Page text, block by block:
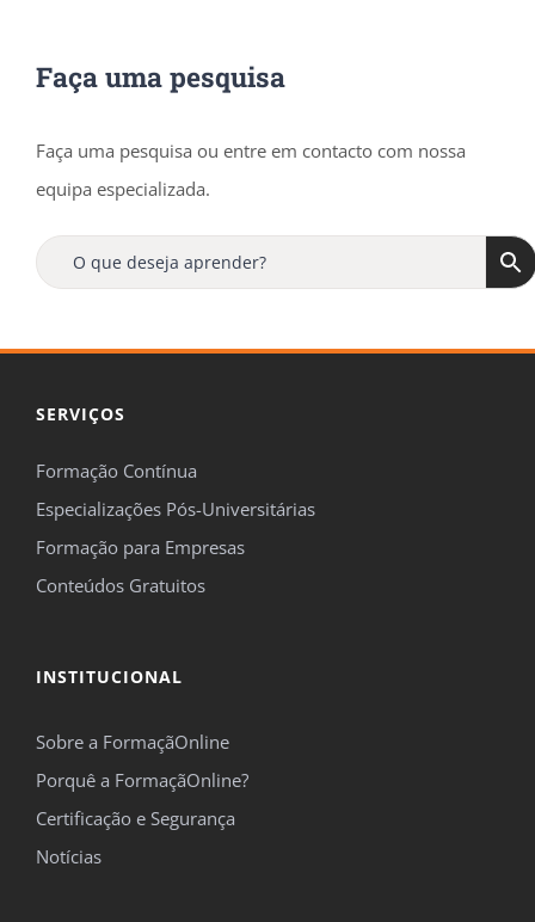
Faça uma pesquisa
Faça uma pesquisa ou entre em contacto com nossa
equipa especializada.
SERVIÇOS
Formação Contínua
Especializações Pós-Universitárias
Formação para Empresas
Conteúdos Gratuitos
INSTITUCIONAL
Sobre a FormaçãOnline
Porquê a FormaçãOnline?
Certificação e Segurança
Notícias